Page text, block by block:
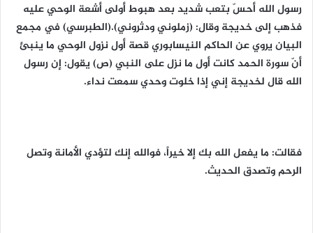
رسول الله أحسّ بتعب شديد بعد هبوط أولى أشعة الوحي عليه
فذهب إلى خديجة وقال: (زملوني ودثروني).(الطبرسي) في مجمع
البيان يروي عن الحاكم النيسابوري قصة أول نزول الوحي ما ينبئ
أنّ سورة الحمد كانت أول ما نزل على النبي (ص) يقول: إن رسول
الله قال لخديجة إني إذا خلوت وحدي سمعت نداء.
فقالت: ما يفعل الله بك إلا خيراً، فوالله إنك لتؤدي الأمانة وتصل
الرحم وتصدق الحديث.